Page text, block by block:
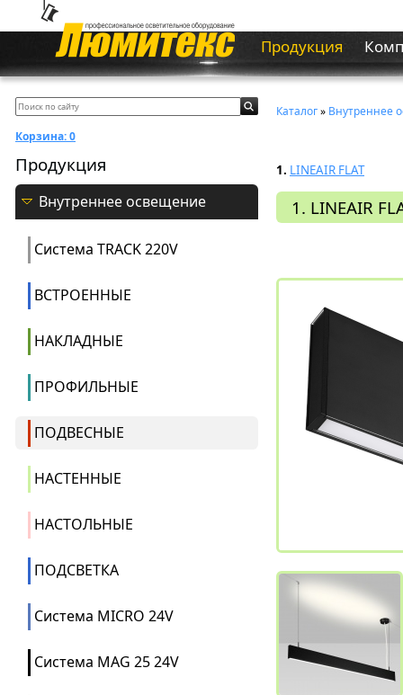
Продукция
Корзина:0
Продукция
Внутреннее освещение
Система ТRACK 220V
ВСТРОЕННЫЕ
НАКЛАДНЫЕ
ПРОФИЛЬНЫЕ
ПОДВЕСНЫЕ
НАСТЕННЫЕ
НАСТОЛЬНЫЕ
ПОДСВЕТКА
Система MICRO 24V
Система MAG 25 24V
Каталог» Внутреннее
1. LINEAIR FLAT
1. LINEAIR